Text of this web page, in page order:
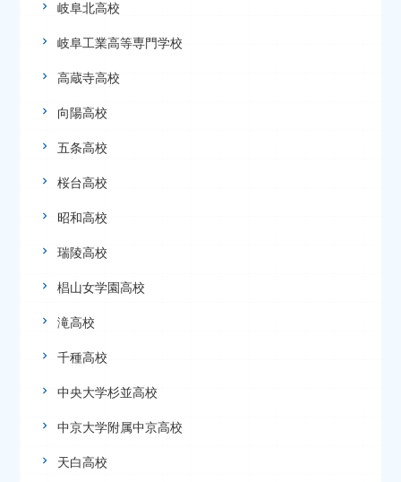
岐阜北高校
岐阜工業高等専門学校
高蔵寺高校
向陽高校
五条高校
桜台高校
昭和高校
瑞陵高校
椙山女学園高校
滝高校
千種高校
中央大学杉並高校
中京大学附属中京高校
天白高校